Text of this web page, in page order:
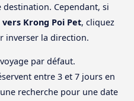
Cependant, si
vers Krong Poi Pet, cliquez
inverser la direction.
par défaut.
entre 3 et 7 jours en
recherche pour une date